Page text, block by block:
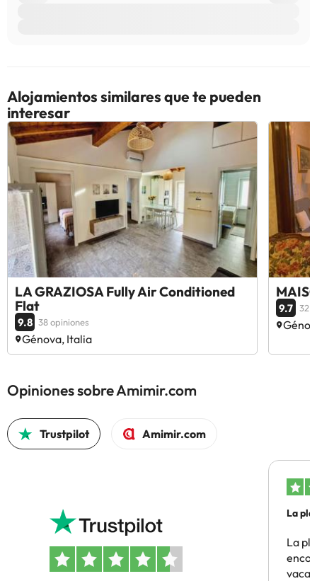
Alojamientos similares que te pueden
interesar
LA GRAZIOSA Fully Air Conditioned
Flat
9.8 38 opiniones
Génova, Italia
9.7 32
Opiniones sobre Amimir.com
Trustpilot Amimir.com
La
La